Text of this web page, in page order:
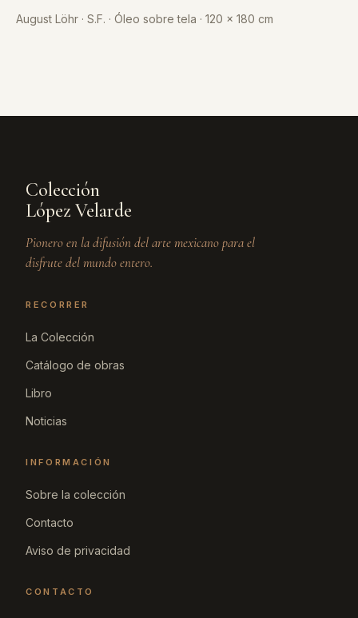
August Löhr · S.F. · Óleo sobre tela · 120 x 180 cm
Colección
López Velarde
Pionero en la difusión del arte mexicano para el
disfrute del mundo entero.
RECORRER
La Colección
Catálogo de obras
Libro
Noticias
INFORMACIÓN
Sobre la colección
Contacto
Aviso de privacidad
CONTACTO